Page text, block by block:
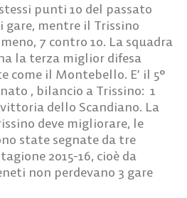
punti 10 del passato
gare, mentre il Trissino
7 contro 10. La squadra
la terza miglior difesa
come il Montebello. E’ il 5°
, bilancio a Trissino: 1
dello Scandiano. La
deve migliorare, le
state segnate da tre
2015-16, cioè da
non perdevano 3 gare